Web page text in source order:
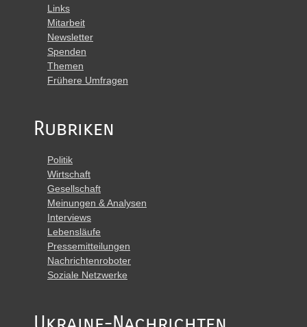
Links
Mitarbeit
Newsletter
Spenden
Themen
Frühere Umfragen
Rubriken
Politik
Wirtschaft
Gesellschaft
Meinungen & Analysen
Interviews
Lebensläufe
Pressemitteilungen
Nachrichtenroboter
Soziale Netzwerke